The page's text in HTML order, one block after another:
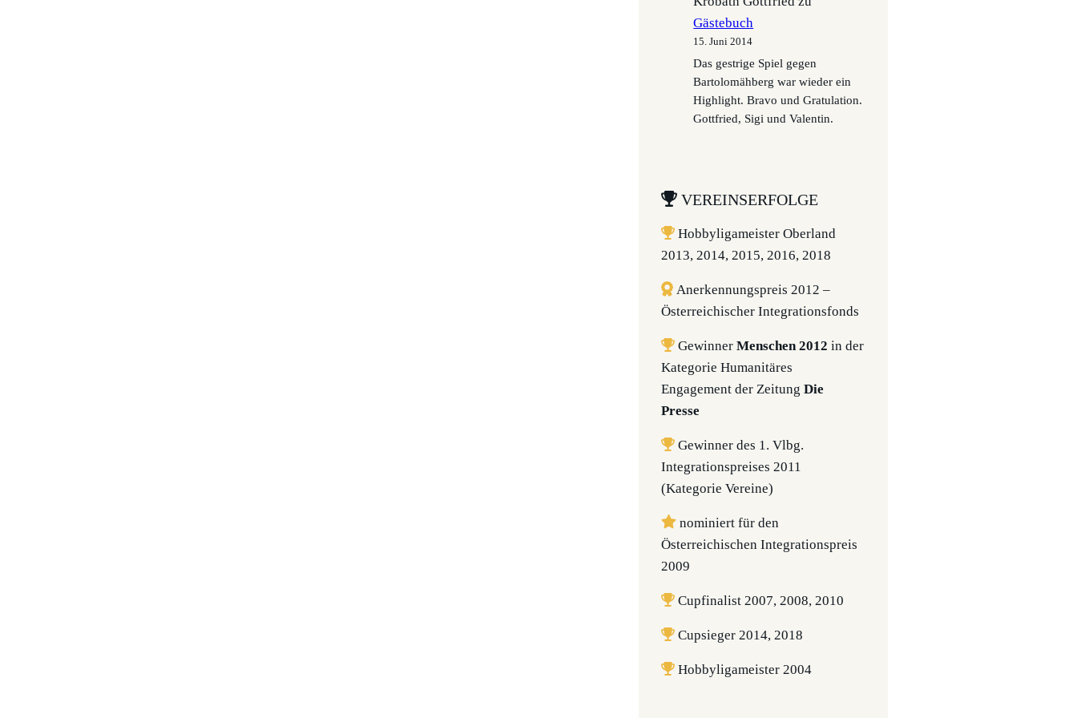
Gästebuch
15. Juni 2014
Das gestrige Spiel gegen
Bartolomähberg war wieder ein
Highlight. Bravo und Gratulation.
Gottfried, Sigi und Valentin.
VEREINSERFOLGE
Hobbyligameister Oberland
2013, 2014, 2015, 2016, 2018
Anerkennungspreis 2012 –
Österreichischer Integrationsfonds
GewinnerMenschen 2012 in der
Kategorie Humanitäres
Engagement der ZeitungDie
Presse
Gewinner des 1. Vlbg.
Integrationspreises 2011
(Kategorie Vereine)
nominiert für den
Österreichischen Integrationspreis
2009
Cupfinalist 2007, 2008, 2010
Cupsieger 2014, 2018
Hobbyligameister 2004